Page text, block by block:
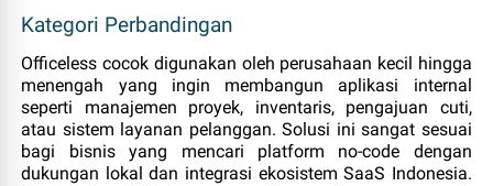
Kategori Perbandingan
Officeless cocok digunakan oleh perusahaan kecil hingga
menengah yang ingin membangun aplikasi internal
seperti manajemen proyek, inventaris, pengajuan cuti,
atau sistem layanan pelanggan. Solusi ini sangat sesuai
bagi bisnis yang mencari platform no‑code dengan
dukungan lokal dan integrasi ekosistem SaaS Indonesia.